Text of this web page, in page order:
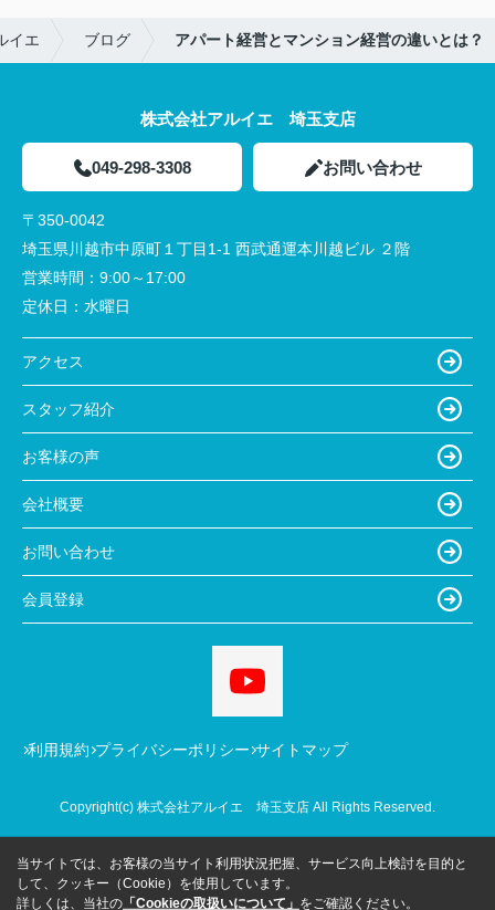
イエ ブログ アパート経営とマンション経営の違いとは？
株式会社アルイエ 埼玉支店
049-298-3308 お問い合わせ
〒350-0042
埼玉県川越市中原町１丁目1-1 西武通運本川越ビル ２階
営業時間： 9:00～17:00
定休日： 水曜日
アクセス
スタッフ紹介
お客様の声
会社概要
お問い合わせ
会員登録
利用規約 プライバシーポリシー サイトマップ
Copyright(c) 株式会社アルイエ 埼玉支店 All Rights Reserved.
当サイトでは、お客様の当サイト利用状況把握、サービス向上検討を目的と
して、クッキー（Cookie）を使用しています。
詳しくは、当社の 「Cookieの取扱いについて」 をご確認ください。